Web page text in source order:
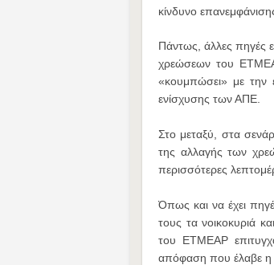
κίνδυνο
Πάντως, άλλες πηγές
χρεώσεων του
«κουμπώσει» με την
ενίσχυσης των ΑΠΕ.
Στο μεταξύ, στα
της αλλαγής των
περισσότερες
Όπως και να έχει
τους τα νοικοκυριά
του ΕΤΜΕΑΡ
απόφαση που έλαβε η